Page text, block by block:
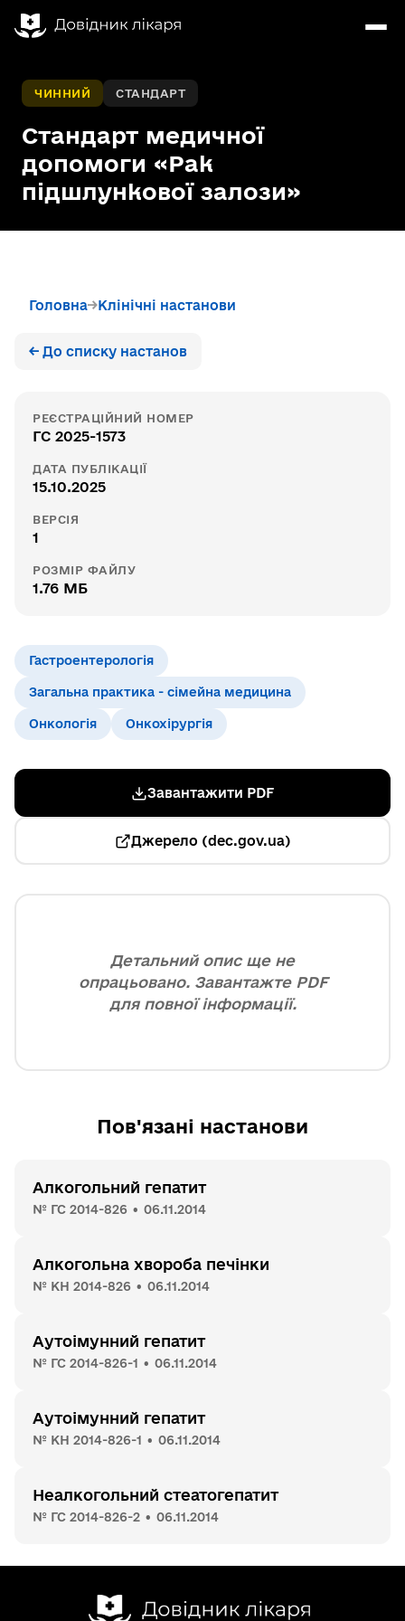
ЧИННИЙ СТАНДАРТ
Стандарт медичної
допомоги «Рак
підшлункової залози»
Головна Клінічні настанови
← До списку настанов
РЕЄСТРАЦІЙНИЙ НОМЕР
ГС 2025-1573
ДАТА ПУБЛІКАЦІЇ
15.10.2025
ВЕРСІЯ
1
РОЗМІР ФАЙЛУ
1.76 МБ
Гастроентерологія
Загальна практика - сімейна медицина
Онкологія Онкохірургія
Завантажити PDF
Джерело (dec.gov.ua)
Детальний опис ще не
опрацьовано. Завантажте PDF
для повної інформації.
Пов'язані настанови
Алкогольний гепатит
№ ГС 2014-826 • 06.11.2014
Алкогольна хвороба печінки
№ КН 2014-826 • 06.11.2014
Аутоімунний гепатит
№ ГС 2014-826-1 • 06.11.2014
Аутоімунний гепатит
№ КН 2014-826-1 • 06.11.2014
Неалкогольний стеатогепатит
№ ГС 2014-826-2 • 06.11.2014